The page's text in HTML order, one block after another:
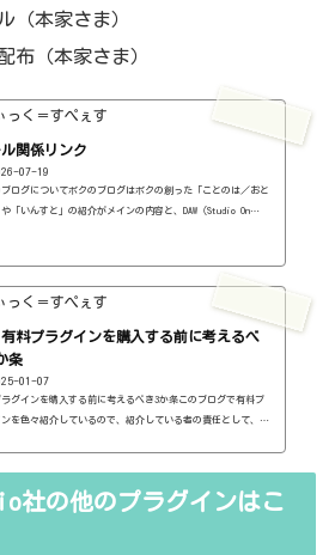
（本家さま）
布（本家さま）
っく＝すぺぇす
関係リンク
07-19
ログについてボクのブログはボクの創った「ことのは／おと
や「いんすと」の紹介がメインの内容と、DAW（Studio On
ていますし、セールしているプラグインはブログの最初の方に
るように（編集したら、自動的に最初の方に表示されてるだけ
・・...
っく＝すぺぇす
有料プラグインを購入する前に考えるべ
条
01-07
グインを購入する前に考えるべき3か条このブログで有料プ
ンを色々紹介しているので、紹介している者の責任として、有
には、なぜ、これが無料なんだろう？と驚くような性能のもの
社の他のプラグインはこ